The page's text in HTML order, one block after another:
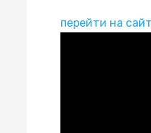
перейти на сайт